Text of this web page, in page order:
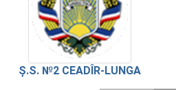
Ș.S. №2 CEADÎR-LUNGA